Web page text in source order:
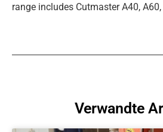
range includes Cutmaster A40,
Verwandte